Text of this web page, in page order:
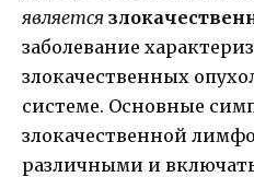
является
заболевание
злокачественных
системе. Основные
злокачественной
различными и